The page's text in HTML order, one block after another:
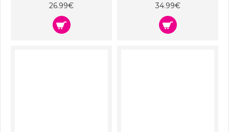
26.99€
34.99€